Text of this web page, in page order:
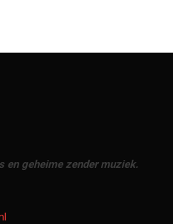
en geheime zender muziek.